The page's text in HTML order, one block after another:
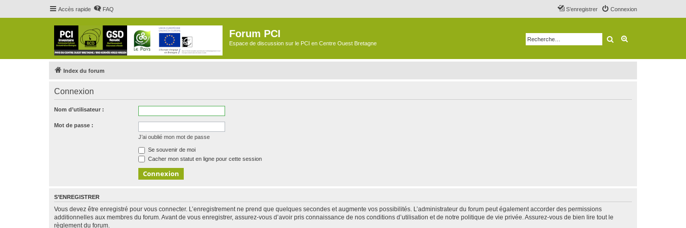
Accès rapide FAQ Connexion
S’enregistrer
Forum PCI
Espace de discussion sur le PCI en Centre Ouest Bretagne Rechercher
Index du forum
Connexion
Nom d’utilisateur :
Mot de passe :
J’ai oublié mon mot de passe
Se souvenir de moi
Cacher mon statut en ligne pour cette session
S’ENREGISTRER
Vous devez être enregistré pour vous connecter. L’enregistrement ne prend que quelques secondes et augmente vos possibilités. L’administrateur du forum peut également accorder des permissions
additionnelles aux membres du forum. Avant de vous enregistrer, assurez-vous d’avoir pris connaissance de nos conditions d’utilisation et de notre politique de vie privée. Assurez-vous de bien lire tout le
règlement du forum.